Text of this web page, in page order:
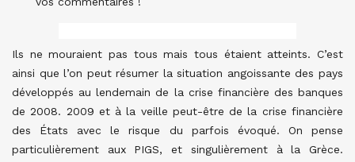
Ils ne mouraient pas tous mais tous étaient atteints. C’est
ainsi que l’on peut résumer la situation angoissante des pays
développés au lendemain de la crise financière des banques
de 2008. 2009 et à la veille peut-être de la crise financière
des États avec le risque du parfois évoqué. On pense
particulièrement aux PIGS, et singulièrement à la Grèce.